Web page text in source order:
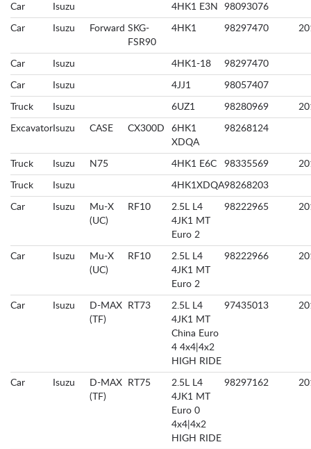
Car Isuzu 4HK1 E3N 98093076
Car Isuzu Forward SKG-
FSR90
4HK1 98297470
Car Isuzu 4HK1-18 98297470
Car Isuzu 4JJ1 98057407
Truck Isuzu 6UZ1 98280969
Excavator Isuzu CASE CX300D
6HK1
XDQA
98268124
Truck Isuzu N75 4HK1 E6C 98335569
Truck Isuzu 4HK1XDQA98268203
Car Isuzu
Mu-X
(UC)
RF10
2.5L L4
4JK1 MT
Euro 2
98222965
Car Isuzu
Mu-X
(UC)
RF10
2.5L L4
4JK1 MT
Euro 2
98222966
Car Isuzu
D-MAX
(TF)
RT73
2.5L L4
4JK1 MT
China Euro
4 4x4|4x2
HIGH RIDE
97435013
Car Isuzu
D-MAX
(TF)
RT75
2.5L L4
4JK1 MT
Euro 0
4x4|4x2
HIGH RIDE
98297162